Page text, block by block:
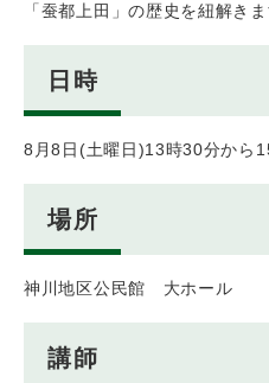
「蚕都上田」の歴史を紐解きま
日時
8月8日(土曜日)13時30分から
場所
神川地区公民館 大ホール
講師